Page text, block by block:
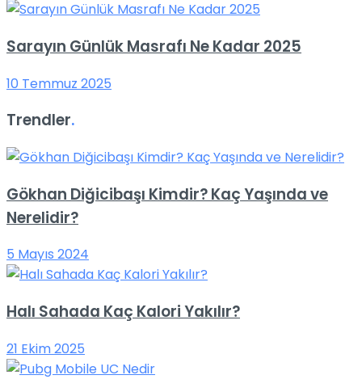
Sarayın Günlük Masrafı Ne Kadar 2025
10 Temmuz 2025
Trendler.
Gökhan Diğicibaşı Kimdir? Kaç Yaşında ve
Nerelidir?
5 Mayıs 2024
Halı Sahada Kaç Kalori Yakılır?
21 Ekim 2025